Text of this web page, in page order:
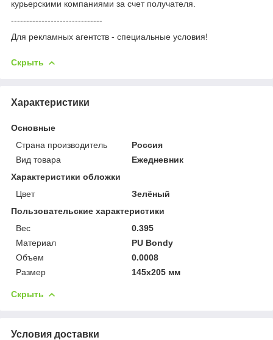
курьерскими компаниями за счет получателя.
------------------------------
Для рекламных агентств - специальные условия!
Скрыть
Характеристики
Основные
Страна производитель
Россия
Вид товара
Ежедневник
Характеристики обложки
Цвет
Зелёный
Пользовательские характеристики
Вес
0.395
Материал
PU Bondy
Объем
0.0008
Размер
145x205 мм
Скрыть
Условия доставки